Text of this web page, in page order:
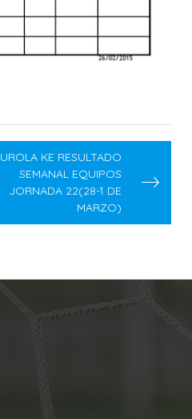
UROLA KE RESULTADO
SEMANAL EQUIPOS
JORNADA 22(28-1 DE
MARZO)